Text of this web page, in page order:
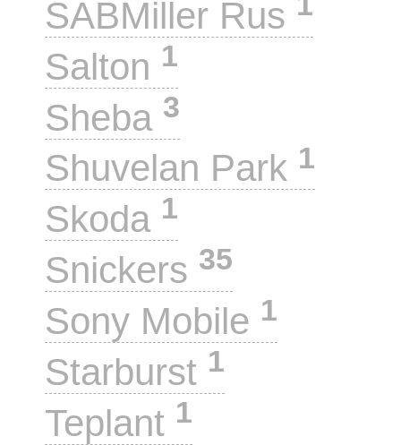
SABMiller Rus
Salton 1
Sheba 3
Shuvelan Park 1
Skoda 1
Snickers 35
Sony Mobile 1
Starburst 1
Teplant 1